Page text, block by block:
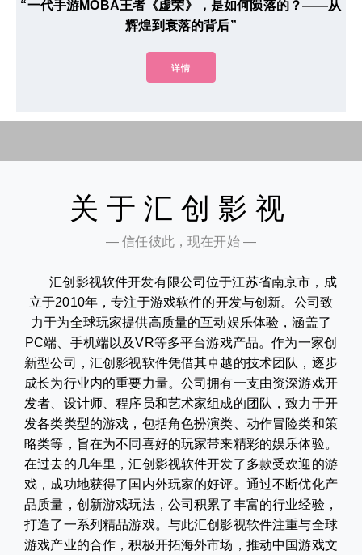
“一代手游MOBA王者《虚荣》，是如何陨落的？——从
辉煌到衰落的背后”
详情
关于汇创影视
— 信任彼此，现在开始 —
汇创影视软件开发有限公司位于江苏省南京市，成
立于2010年，专注于游戏软件的开发与创新。公司致
力于为全球玩家提供高质量的互动娱乐体验，涵盖了
PC端、手机端以及VR等多平台游戏产品。作为一家创
新型公司，汇创影视软件凭借其卓越的技术团队，逐步
成长为行业内的重要力量。公司拥有一支由资深游戏开
发者、设计师、程序员和艺术家组成的团队，致力于开
发各类类型的游戏，包括角色扮演类、动作冒险类和策
略类等，旨在为不同喜好的玩家带来精彩的娱乐体验。
在过去的几年里，汇创影视软件开发了多款受欢迎的游
戏，成功地获得了国内外玩家的好评。通过不断优化产
品质量，创新游戏玩法，公司积累了丰富的行业经验，
打造了一系列精品游戏。与此汇创影视软件注重与全球
游戏产业的合作，积极开拓海外市场，推动中国游戏文